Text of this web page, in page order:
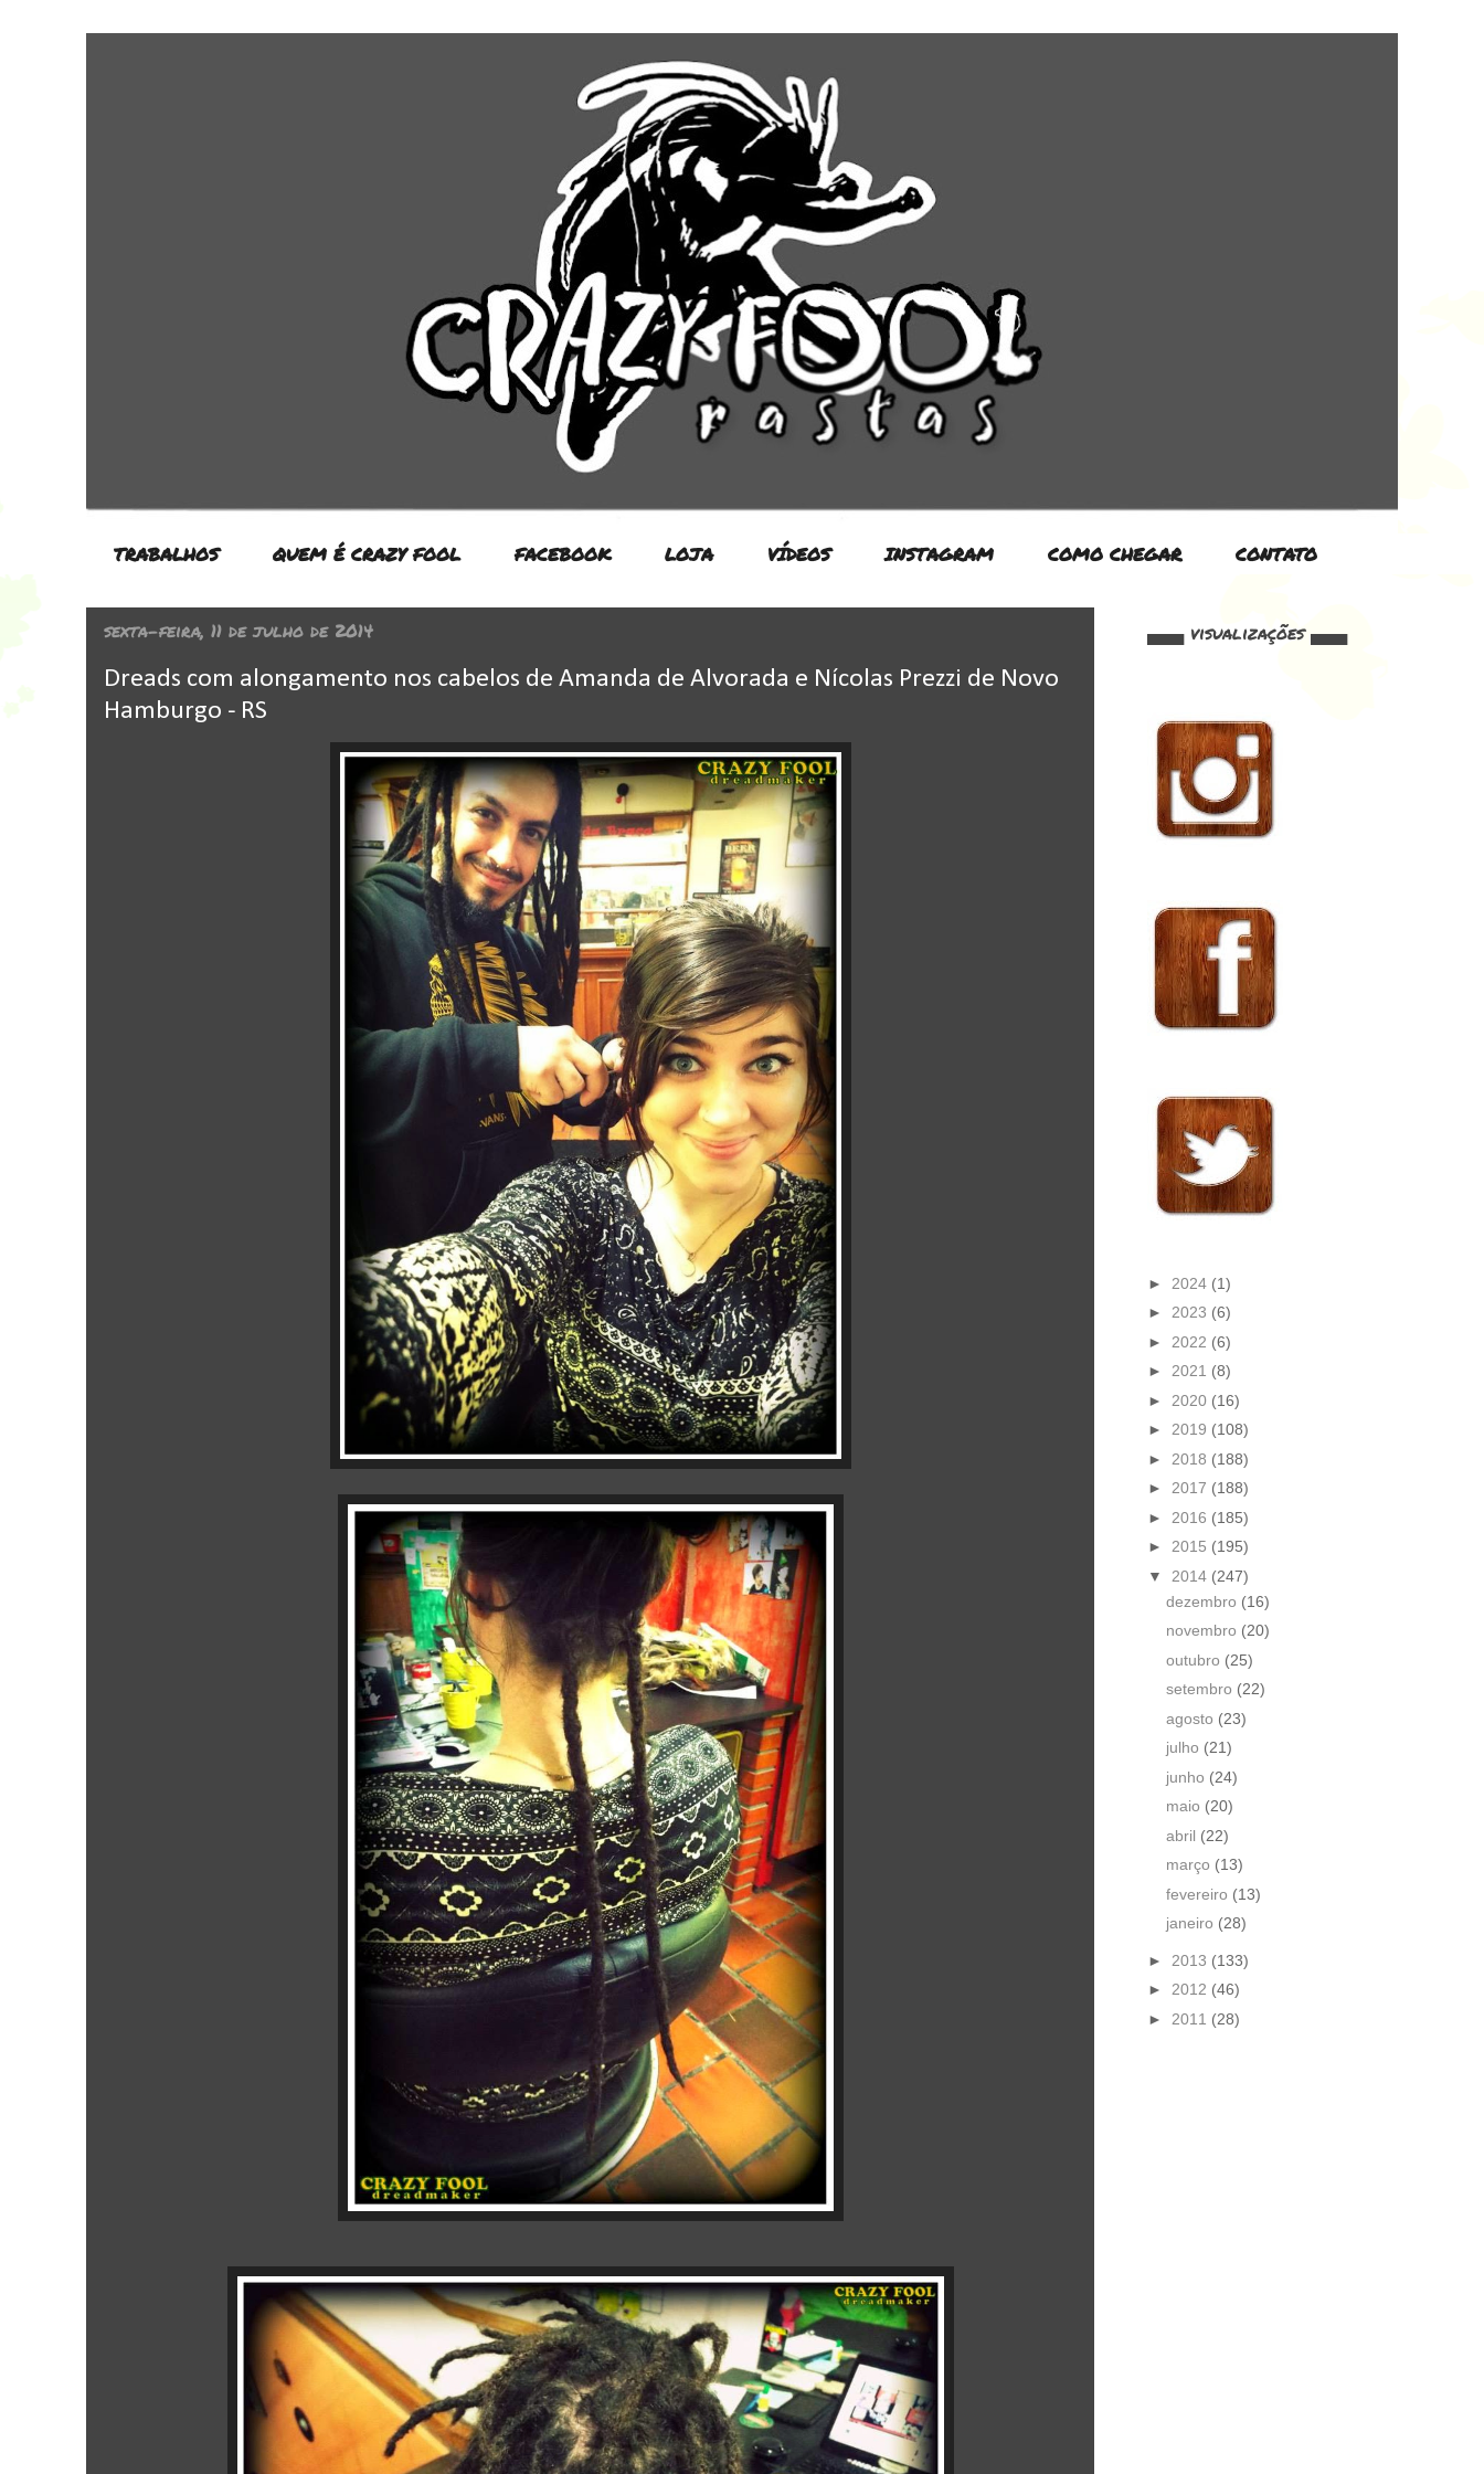
TRABALHOS QUEM É CRAZY FOOL FACEBOOK LOJA VÍDEOS INSTAGRAM COMO CHEGAR CONTATO
sexta-feira, 11 de julho de 2014
Dreads com alongamento nos cabelos de Amanda de Alvorada e Nícolas Prezzi de Novo
Hamburgo - RS
▄▄▄ visualizações ▄▄▄
► 2024 (1)
► 2023 (6)
► 2022 (6)
► 2021 (8)
► 2020 (16)
► 2019 (108)
► 2018 (188)
► 2017 (188)
► 2016 (185)
► 2015 (195)
▼ 2014 (247)
dezembro (16)
novembro (20)
outubro (25)
setembro (22)
agosto (23)
julho (21)
junho (24)
maio (20)
abril (22)
março (13)
fevereiro (13)
janeiro (28)
► 2013 (133)
► 2012 (46)
► 2011 (28)